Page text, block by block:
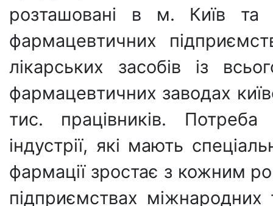
розташовані в м. Київ та
фармацевтичних
лікарських засобів із
фармацевтичних заводах
тис. працівників.
індустрії, які мають
фармації зростає з кожним
підприємствах